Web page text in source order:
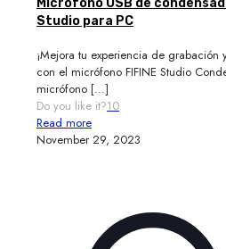
Studio para PC
¡Mejora tu experiencia de grabación
con el micrófono FIFINE Studio
micrófono […]
Do you like it?10
Read more
November 29, 2023